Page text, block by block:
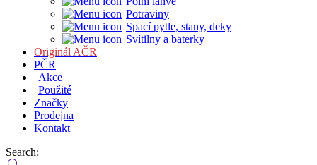
Potraviny
Spací pytle, stany, deky
Svítilny a baterky
Originál AČR
PČR
Akce
Použité
Značky
Prodejna
Kontakt
Search: